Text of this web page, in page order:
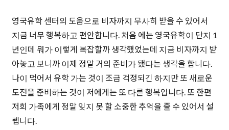
영국유학 센터의 도움으로 비자까지 무사히 받을 수 있어서
지금 너무 행복하고 편안합니다. 처음 에는 영국유학이 단지 1
년인데 뭐가 이렇게 복잡할까 생각했었는데 지금 비자까지 받
아놓고 보니까 이제 정말 거의 준비가 됐다는 생각을 합니다.
나이 먹어서 유학 가는 것이 조금 걱정되긴 하지만 또 새로운
도전을 준비하는 것이 저에게는 또 다른 행복입니다. 또 한편
저희 가족에게 정말 잊지 못 할 소중한 추억을 줄 수 있어서 설
렙니다.